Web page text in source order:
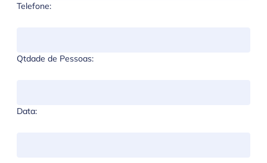
Telefone:
Qtdade de Pessoas:
Data: